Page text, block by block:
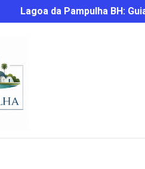
Lagoa da Pampulha BH: